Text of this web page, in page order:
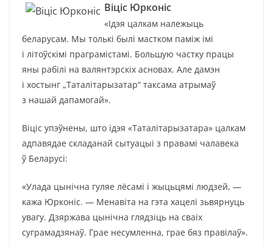
Віціс Юрконіс
«Ідэя цалкам належыць
беларусам. Мы толькі былі мастком паміж імі
і літоўскімі праграмістамі. Большую частку працы
яны рабілі на валянтэрскіх асновах. Але дамэн
і хостынг „Таталітарызатар“ таксама атрымаў
з нашай дапамогай».
Віціс упэўнены, што ідэя «Таталітарызатара» цалкам
адпавядае складанай сытуацыі з правамі чалавека
ў Беларусі:
«Улада цынічна гуляе лёсамі і жыцьцямі людзей, —
кажа Юрконіс. — Менавіта на гэта хацелі зьвярнуць
увагу. Дзяржава цынічна глядзіць на сваіх
суграмадзянаў. Грае несумленна, грае бяз правілаў».